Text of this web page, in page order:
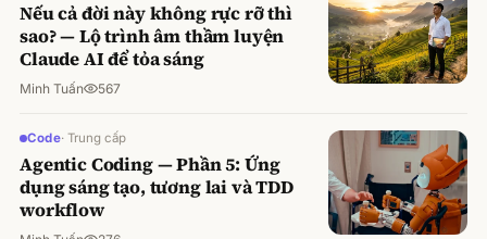
Nếu cả đời này không rực rỡ thì
sao? — Lộ trình âm thầm luyện
Claude AI để tỏa sáng
Minh Tuấn 567
Code· Trung cấp
Agentic Coding — Phần 5: Ứng
dụng sáng tạo, tương lai và TDD
workflow